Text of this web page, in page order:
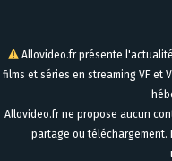
Allovideo.fr présente
films et séries en streaming VF et
Allovideo.fr ne propose aucun
partage ou